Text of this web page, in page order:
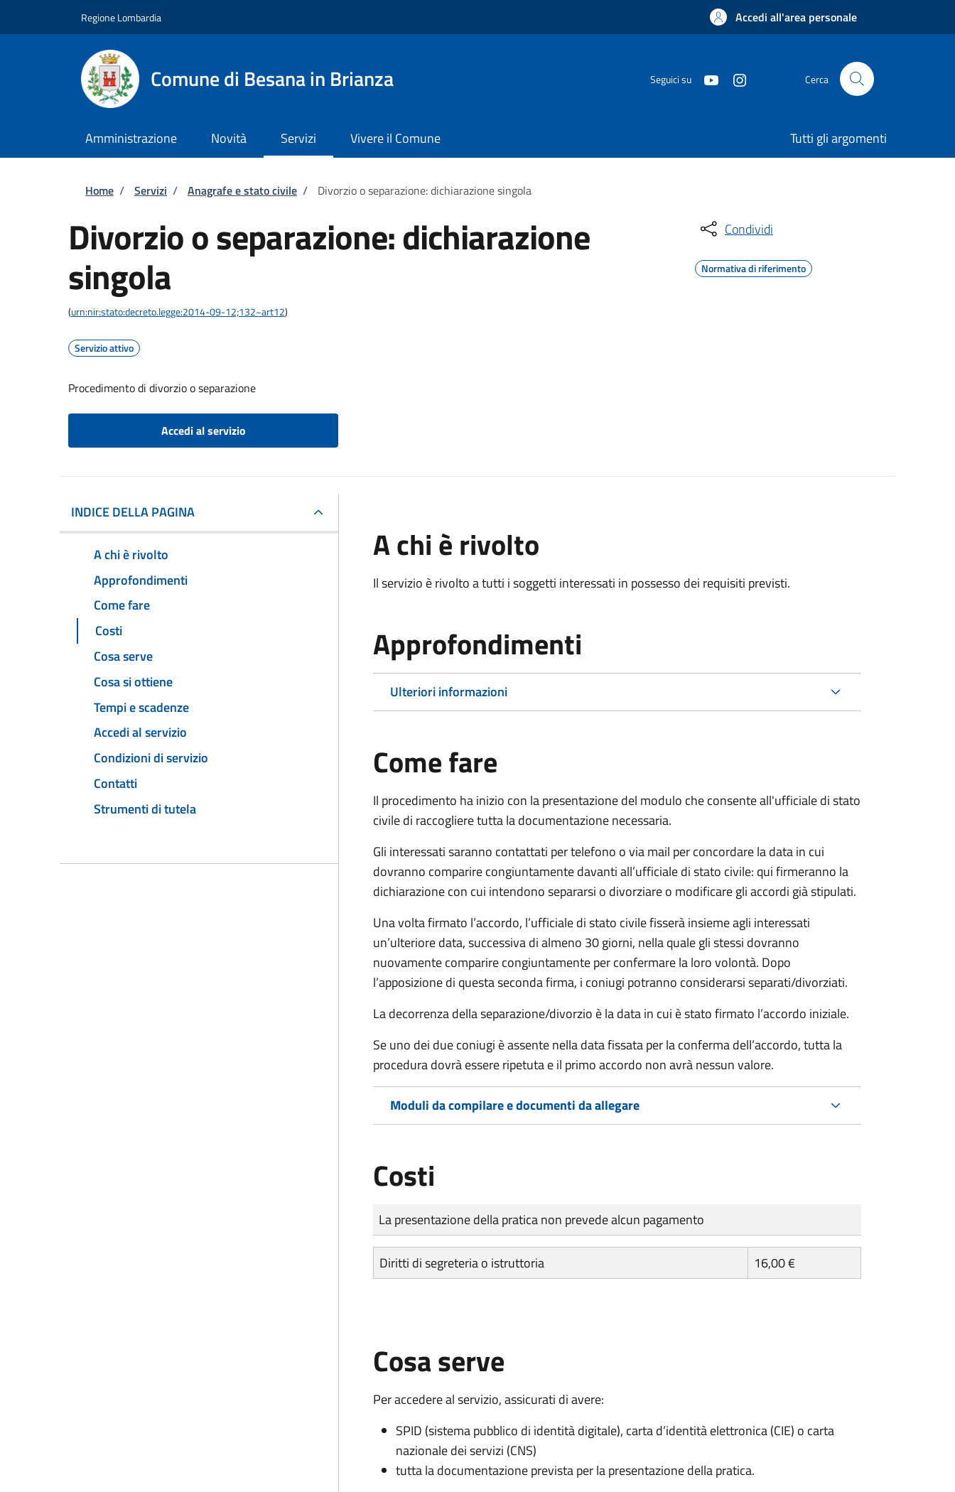
Regione Lombardia Accedi all'area personale
Comune di Besana in Brianza Seguici su Cerca
Amministrazione Novità Servizi Vivere il Comune Tutti gli argomenti
Briciole di pane
Home / Servizi / Anagrafe e stato civile / Divorzio o separazione: dichiarazione singola
Divorzio o separazione: dichiarazione
singola
(urn:nir:stato:decreto.legge:2014-09-12;132~art12)
Servizio attivo
Procedimento di divorzio o separazione
Accedi al servizio
Condividi
Normativa di riferimento
INDICE DELLA PAGINA
A chi è rivolto
Approfondimenti
Come fare
Costi
Cosa serve
Cosa si ottiene
Tempi e scadenze
Accedi al servizio
Condizioni di servizio
Contatti
Strumenti di tutela
A chi è rivolto
Il servizio è rivolto a tutti i soggetti interessati in possesso dei requisiti previsti.
Approfondimenti
Ulteriori informazioni
Come fare
Il procedimento ha inizio con la presentazione del modulo che consente all'ufficiale di stato
civile di raccogliere tutta la documentazione necessaria.
Gli interessati saranno contattati per telefono o via mail per concordare la data in cui
dovranno comparire congiuntamente davanti all’ufficiale di stato civile: qui firmeranno la
dichiarazione con cui intendono separarsi o divorziare o modificare gli accordi già stipulati.
Una volta firmato l’accordo, l’ufficiale di stato civile fisserà insieme agli interessati
un’ulteriore data, successiva di almeno 30 giorni, nella quale gli stessi dovranno
nuovamente comparire congiuntamente per confermare la loro volontà. Dopo
l’apposizione di questa seconda firma, i coniugi potranno considerarsi separati/divorziati.
La decorrenza della separazione/divorzio è la data in cui è stato firmato l’accordo iniziale.
Se uno dei due coniugi è assente nella data fissata per la conferma dell’accordo, tutta la
procedura dovrà essere ripetuta e il primo accordo non avrà nessun valore.
Moduli da compilare e documenti da allegare
Costi
Tipo di pagamento
Importo
La presentazione della pratica non prevede alcun pagamento
Diritti di segreteria o istruttoria 16,00 €
Cosa serve
Per accedere al servizio, assicurati di avere:
SPID (sistema pubblico di identità digitale), carta d’identità elettronica (CIE) o carta
nazionale dei servizi (CNS)
tutta la documentazione prevista per la presentazione della pratica.